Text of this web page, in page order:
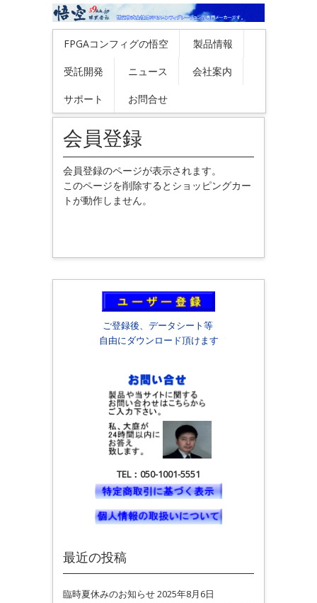
FPGAコンフィグの悟空 製品情報
受託開発 ニュース 会社案内
サポート お問合せ
会員登録
会員登録のページが表示されます。
このページを削除するとショッピングカー
トが動作しません。
ご登録後、データシート等
自由にダウンロード頂けます
TEL：050-1001-5551
最近の投稿
臨時夏休みのお知らせ2025年8月6日